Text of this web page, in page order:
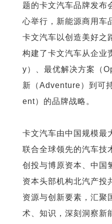
题的卡文汽车品牌发布
心举行，新能源商用车
卡文汽车以创造美好之
构建了卡文汽车从企
y）、最优解决方案（
新（Adventure）到可
ent）的品牌战略。
卡文汽车由中国规模最
联合全球领先的汽车技
创投与博原资本、中国
资本头部机构北汽产投
资源与创新要素，汇聚
术、知识，深刻洞察新